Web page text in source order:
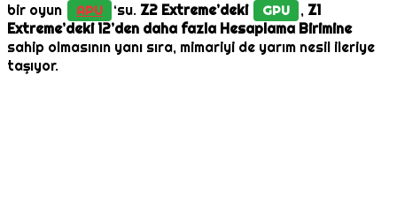
bir oyun
APU ‘su. Z2 Extreme’deki GPU , Z1
Extreme’deki 12’den daha fazla Hesaplama Birimine
sahip olmasının yanı sıra, mimariyi de yarım nesil ileriye
taşıyor.